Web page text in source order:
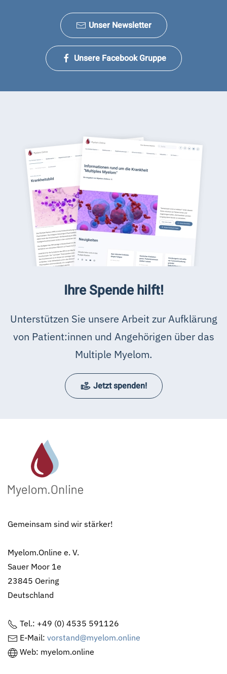
Unser Newsletter
Unsere Facebook Gruppe
Ihre Spende hilft!
Unterstützen Sie unsere Arbeit zur Aufklärung
von Patient:innen und Angehörigen über das
Multiple Myelom.
Jetzt spenden!
Gemeinsam sind wir stärker!
Myelom.Online e. V.
Sauer Moor 1e
23845 Oering
Deutschland
Tel.: +49 (0) 4535 591126
E-Mail: vorstand@myelom.online
Web: myelom.online